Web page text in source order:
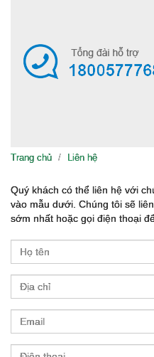
Trang chủ Liên hệ
Quý khách có thể liên hệ với
vào mẫu dưới. Chúng tôi sẽ
sớm nhất hoặc gọi điện thoại